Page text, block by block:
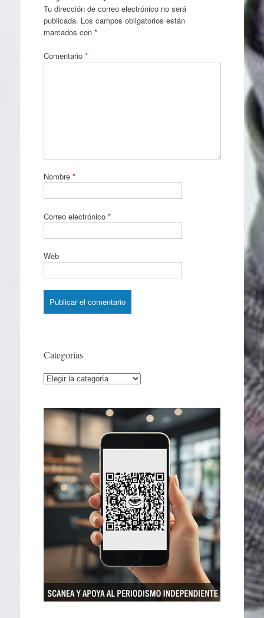
Tu dirección de correo electrónico no será
publicada. Los campos obligatorios están
marcados con *
Comentario *
Nombre *
Correo electrónico *
Web
Categorías
Categorías